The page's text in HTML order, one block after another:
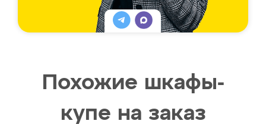
Похожие шкафы-
купе на заказ